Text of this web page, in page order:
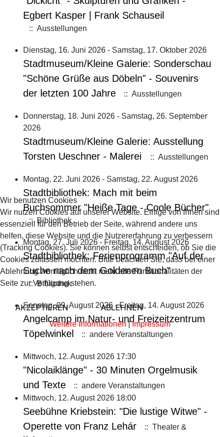
Egbert Kasper | Frank Schauseil
:: Ausstellungen
Dienstag, 16. Juni 2026 - Samstag, 17. Oktober 2026
Stadtmuseum/Kleine Galerie: Sonderschau
"Schöne Grüße aus Döbeln" - Souvenirs
der letzten 100 Jahre
:: Ausstellungen
Donnerstag, 18. Juni 2026 - Samstag, 26. September
2026
Stadtmuseum/Kleine Galerie: Ausstellung
Torsten Ueschner - Malerei
:: Ausstellungen
Montag, 22. Juni 2026 - Samstag, 22. August 2026
Stadtbibliothek: Mach mit beim
Buchsommer "Heiße Tage - Coole Bücher"
:: Bibliothek
Montag, 27. Juli 2026 - Freitag, 14. August 2026
Stadtbibliothek: Ferienprogramm "Auf der
Suche nach dem Goldenen Buch"
:: Bibliothek
Sonntag, 09. August 2026 - Freitag, 14. August 2026
Angelcamp im Natur- und Freizeitzentrum
Töpelwinkel
:: andere Veranstaltungen
Mittwoch, 12. August 2026 17:30
"Nicolaiklänge" - 30 Minuten Orgelmusik
und Texte
:: andere Veranstaltungen
Mittwoch, 12. August 2026 18:00
Seebühne Kriebstein: "Die lustige Witwe" -
Operette von Franz Lehár
:: Theater &
Wir benutzen Cookies
Wir nutzen Cookies auf unserer Website. Einige von ihnen sind
essenziell für den Betrieb der Seite, während andere uns
helfen, diese Website und die Nutzererfahrung zu verbessern
(Tracking Cookies). Sie können selbst entscheiden, ob Sie die
Cookies zulassen möchten. Bitte beachten Sie, dass bei einer
Ablehnung womöglich nicht mehr alle Funktionalitäten der
Seite zur Verfügung stehen.
AKZEPTIEREN ABLEHNEN
Weitere Informationen |Impressum